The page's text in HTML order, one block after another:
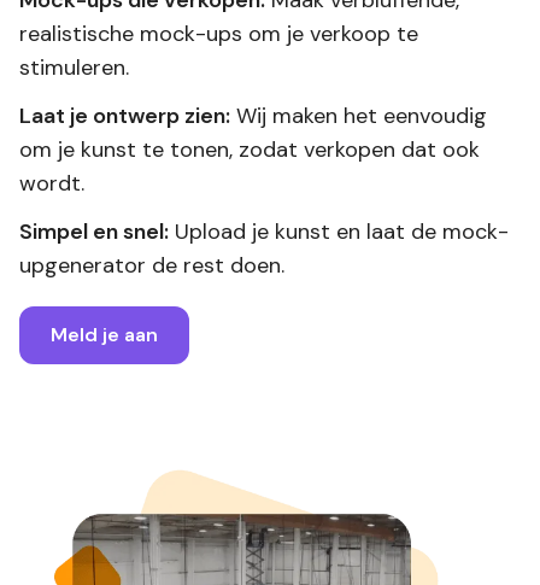
realistische mock-ups om je verkoop te
stimuleren.
Laat je ontwerp zien: Wij maken het eenvoudig
om je kunst te tonen, zodat verkopen dat ook
wordt.
Simpel en snel: Upload je kunst en laat de mock-
upgenerator de rest doen.
Meld je aan